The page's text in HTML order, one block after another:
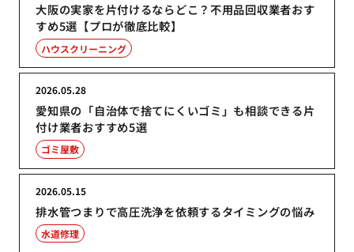
大阪の実家を片付けるならどこ？不用品回収業者おす
すめ5選【プロが徹底比較】
ハウスクリーニング
愛知県の「自治体で捨てにくいゴミ」も相談できる片
付け業者おすすめ5選
2026.05.28
ゴミ屋敷
排水管つまりで高圧洗浄を依頼するタイミングの悩み
2026.05.15
水道修理